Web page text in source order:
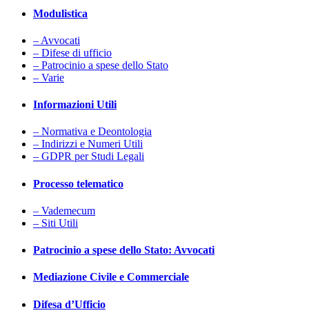
Modulistica
– Avvocati
– Difese di ufficio
– Patrocinio a spese dello Stato
– Varie
Informazioni Utili
– Normativa e Deontologia
– Indirizzi e Numeri Utili
– GDPR per Studi Legali
Processo telematico
– Vademecum
– Siti Utili
Patrocinio a spese dello Stato: Avvocati
Mediazione Civile e Commerciale
Difesa d’Ufficio